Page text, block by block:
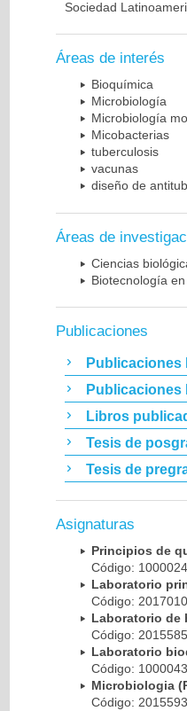
Sociedad
Áreas de interés
Bioquímica
Microbiología
Microbiología
Micobacterias
tuberculosis
vacunas
diseño de
Áreas de
Ciencias
Biotecnología
Publicaciones
Publicaciones
Publicaciones
Libros
Tesis de
Tesis de
Asignaturas
Principios de
Código:
Laboratorio
Código:
Laboratorio de
Código:
Laboratorio
Código:
Microbiologia
Código: